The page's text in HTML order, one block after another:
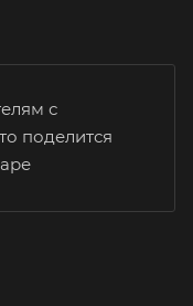
с
поделится